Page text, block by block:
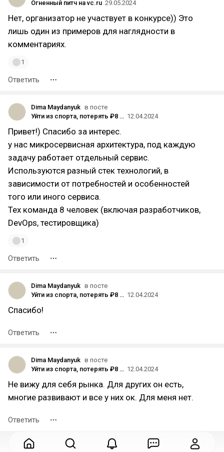
Огненный питч на vc.ru 29.05.2024
Нет, организатор не участвует в конкурсе)) Это
лишь один из примеров для наглядности в
комментариях.
1
Ответить
Dima Maydanyuk в посте
Уйти из спорта, потерять ₽8 млн в бизнесе и начать всё с нуля — мой путь от хоккеиста до IT-предпринимателя 12.04.2024
Привет!) Спасибо за интерес.
у нас микросервисная архитектура, под каждую
задачу работает отдельный сервис.
Используются разный стек технологий, в
зависимости от потребностей и особенностей
того или иного сервиса.
Тех команда 8 человек (включая разработчиков,
DevOps, тестировщика)
1
Ответить
Dima Maydanyuk в посте
Уйти из спорта, потерять ₽8 млн в бизнесе и начать всё с нуля — мой путь от хоккеиста до IT-предпринимателя 12.04.2024
Спасибо!
Ответить
Dima Maydanyuk в посте
Уйти из спорта, потерять ₽8 млн в бизнесе и начать всё с нуля — мой путь от хоккеиста до IT-предпринимателя 12.04.2024
Не вижу для себя рынка. Для других он есть,
многие развивают и все у них ок. Для меня нет.
Ответить